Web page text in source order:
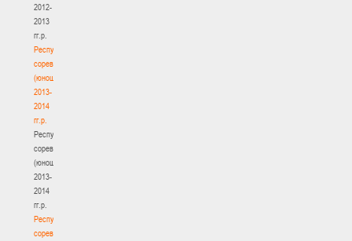
2012-
2013
гг.р.
Республиканские
соревнования
(юноши)
2013-
2014
гг.р.
Республиканские
соревнования
(юноши)
2013-
2014
гг.р.
Республиканские
соревнования